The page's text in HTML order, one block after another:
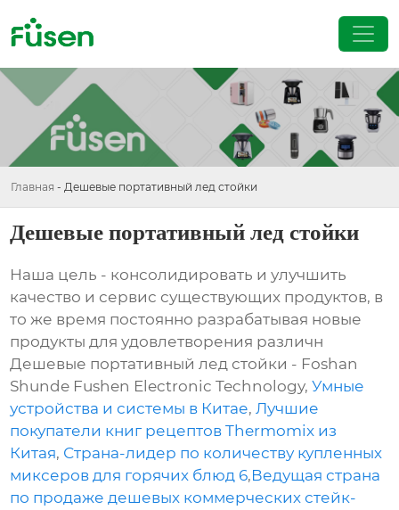
Главная - Дешевые портативный лед стойки
Дешевые портативный лед стойки
Наша цель - консолидировать и улучшить
качество и сервис существующих продуктов, в
то же время постоянно разрабатывая новые
продукты для удовлетворения различн
Дешевые портативный лед стойки - Foshan
Shunde Fushen Electronic Technology,Умные
устройства и системы в Китае,Лучшие
покупатели книг рецептов Thermomix из
Китая, Страна-лидер по количеству купленных
миксеров для горячих блюд 6,Ведущая страна
по продаже дешевых коммерческих стейк-